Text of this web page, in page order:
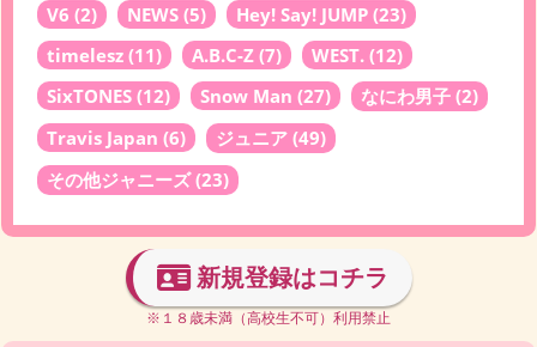
V6 (2) NEWS (5) Hey! Say! JUMP (23)
timelesz (11) A.B.C-Z (7) WEST. (12)
SixTONES (12) Snow Man (27) なにわ男子 (2)
Travis Japan (6) ジュニア (49)
その他ジャニーズ(23)
新規登録はコチラ
※１８歳未満（高校生不可）利用禁止